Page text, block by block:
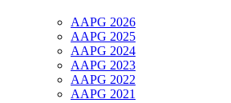
AAPG 2026
AAPG 2025
AAPG 2024
AAPG 2023
AAPG 2022
AAPG 2021